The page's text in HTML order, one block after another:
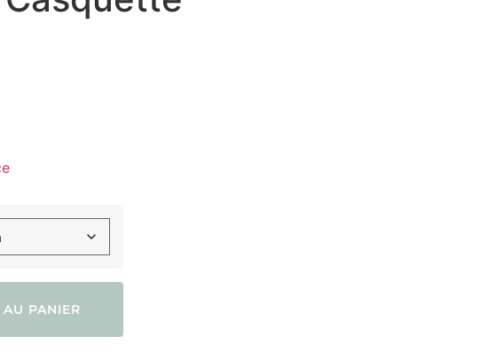
PANIER